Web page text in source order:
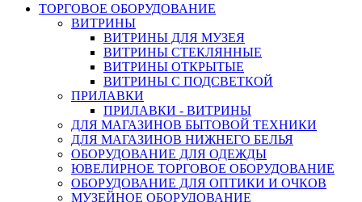
ТОРГОВОЕ ОБОРУДОВАНИЕ
ВИТРИНЫ
ВИТРИНЫ ДЛЯ МУЗЕЯ
ВИТРИНЫ СТЕКЛЯННЫЕ
ВИТРИНЫ ОТКРЫТЫЕ
ВИТРИНЫ С ПОДСВЕТКОЙ
ПРИЛАВКИ
ПРИЛАВКИ - ВИТРИНЫ
ДЛЯ МАГАЗИНОВ БЫТОВОЙ ТЕХНИКИ
ДЛЯ МАГАЗИНОВ НИЖНЕГО БЕЛЬЯ
ОБОРУДОВАНИЕ ДЛЯ ОДЕЖДЫ
ЮВЕЛИРНОЕ ТОРГОВОЕ ОБОРУДОВАНИЕ
ОБОРУДОВАНИЕ ДЛЯ ОПТИКИ И ОЧКОВ
МУЗЕЙНОЕ ОБОРУДОВАНИЕ